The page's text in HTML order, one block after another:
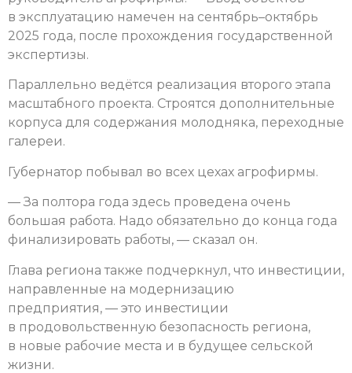
в эксплуатацию намечен на сентябрь–октябрь
2025 года, после прохождения государственной
экспертизы.
Параллельно ведётся реализация второго этапа
масштабного проекта. Строятся дополнительные
корпуса для содержания молодняка, переходные
галереи.
Губернатор побывал во всех цехах агрофирмы.
— За полтора года здесь проведена очень
большая работа. Надо обязательно до конца года
финализировать работы, — сказал он.
Глава региона также подчеркнул, что инвестиции,
направленные на модернизацию
предприятия, — это инвестиции
в продовольственную безопасность региона,
в новые рабочие места и в будущее сельской
жизни.